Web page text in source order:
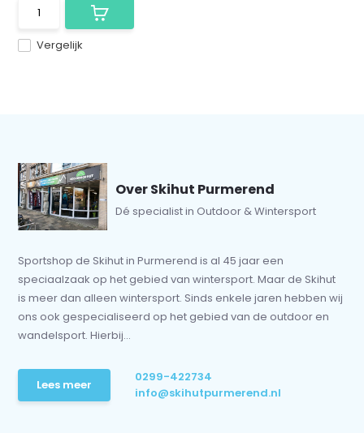
Vergelijk
Over Skihut Purmerend
Dé specialist in Outdoor & Wintersport
Sportshop de Skihut in Purmerend is al 45 jaar een
speciaalzaak op het gebied van wintersport. Maar de Skihut
is meer dan alleen wintersport. Sinds enkele jaren hebben wij
ons ook gespecialiseerd op het gebied van de outdoor en
wandelsport. Hierbij...
Lees meer
0299-422734
info@skihutpurmerend.nl